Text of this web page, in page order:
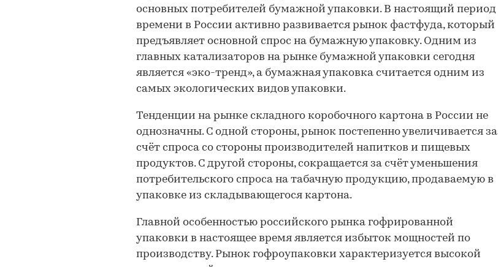
основных потребителей бумажной упаковки. В настоящий период
времени в России активно развивается рынок фастфуда, который
предъявляет основной спрос на бумажную упаковку. Одним из
главных катализаторов на рынке бумажной упаковки сегодня
является «эко-тренд», а бумажная упаковка считается одним из
самых экологических видов упаковки.
Тенденции на рынке складного коробочного картона в России не
однозначны. С одной стороны, рынок постепенно увеличивается за
счёт спроса со стороны производителей напитков и пищевых
продуктов. С другой стороны, сокращается за счёт уменьшения
потребительского спроса на табачную продукцию, продаваемую в
упаковке из складывающегося картона.
Главной особенностью российского рынка гофрированной
упаковки в настоящее время является избыток мощностей по
производству. Рынок гофроупаковки характеризуется высокой